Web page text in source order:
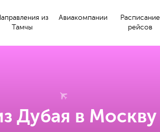
из
Тамчы
Авиакомпании
Расписание
рейсов
Дубая в Москву